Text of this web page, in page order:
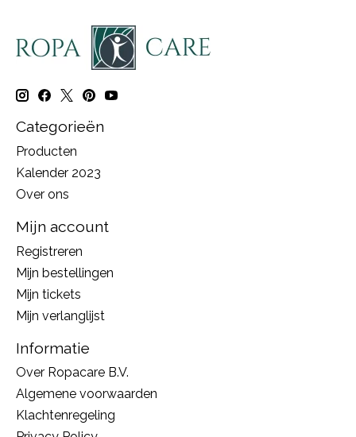
Categorieën
Producten
Kalender 2023
Over ons
Mijn account
Registreren
Mijn bestellingen
Mijn tickets
Mijn verlanglijst
Informatie
Over Ropacare B.V.
Algemene voorwaarden
Klachtenregeling